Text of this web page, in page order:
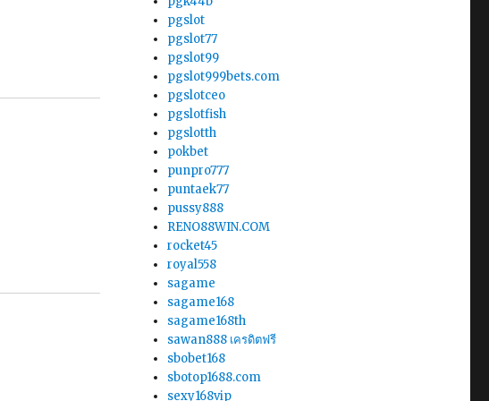
pgslot
pgslot77
pgslot99
pgslot999bets.com
pgslotceo
pgslotfish
pgslotth
pokbet
punpro777
puntaek77
pussy888
RENO88WIN.COM
rocket45
royal558
sagame
sagame168
sagame168th
sawan888 เครดิตฟรี
sbobet168
sbotop1688.com
sexy168vip